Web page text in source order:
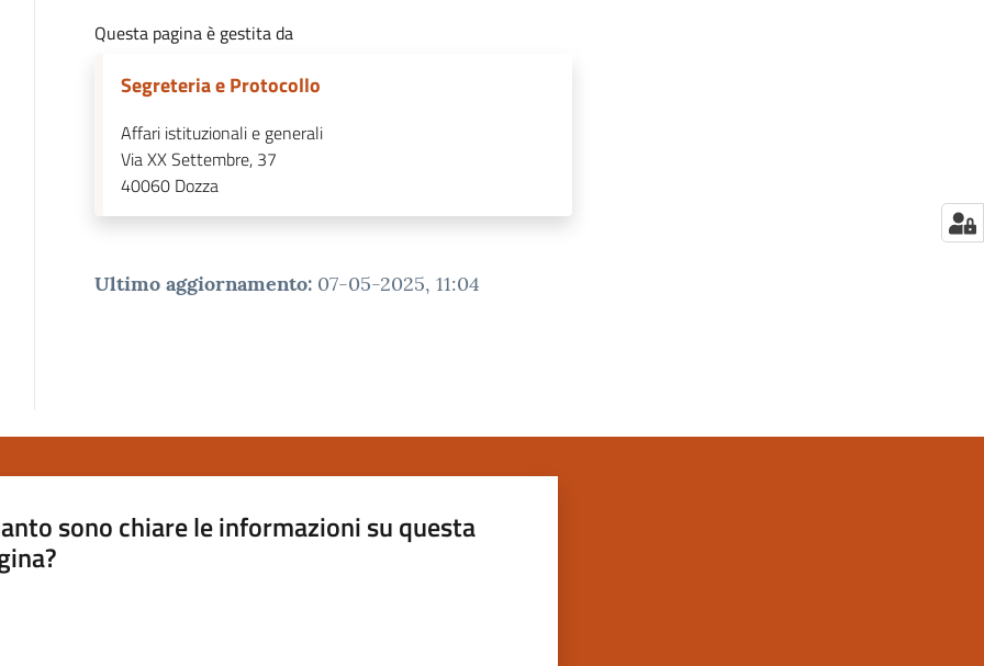
Questa pagina è gestita da
Segreteria e Protocollo
Affari istituzionali e generali
Via XX Settembre, 37
40060 Dozza
Ultimo aggiornamento: 07-05-2025, 11:04
sono chiare le informazioni su questa